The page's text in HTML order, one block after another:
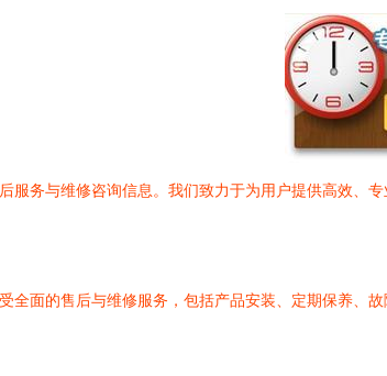
服务与维修咨询信息。我们致力于为用户提供高效、
全面的售后与维修服务，包括产品安装、定期保养、